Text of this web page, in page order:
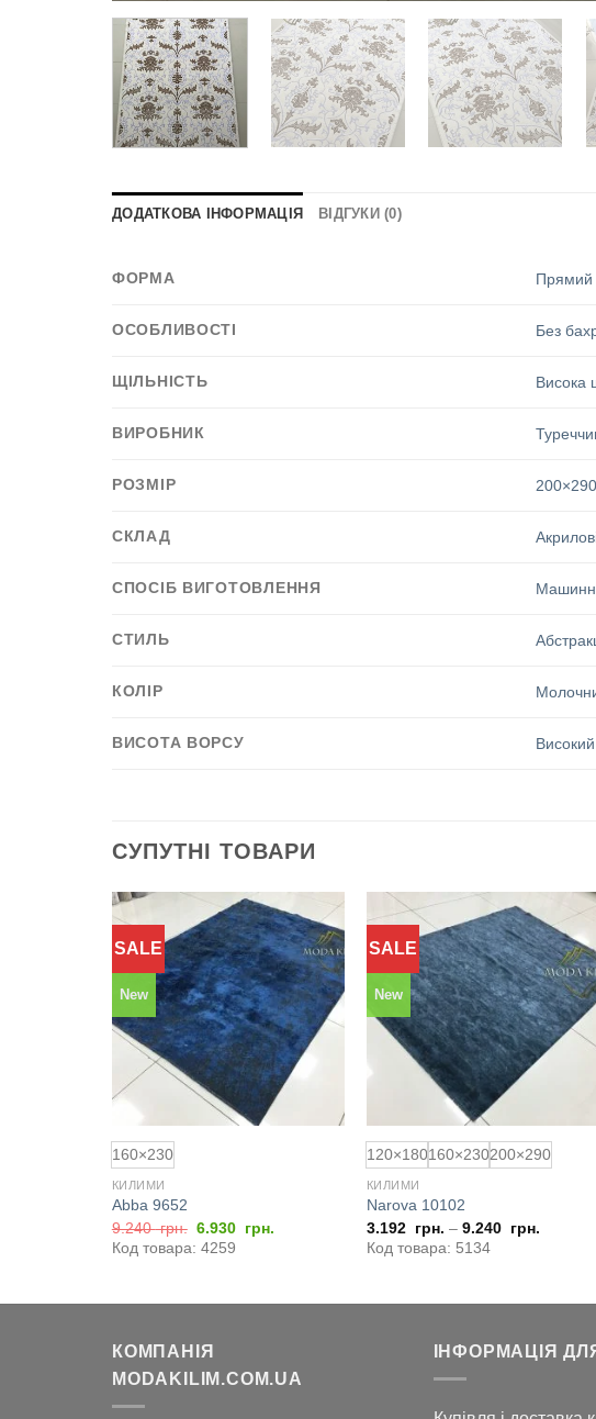
ДОДАТКОВА ІНФОРМАЦІЯ ВІДГУКИ (0)
ФОРМА Прямий
ОСОБЛИВОСТІ Без
ЩІЛЬНІСТЬ Висока
ВИРОБНИК
РОЗМІР 200×290
СКЛАД
СПОСІБ ВИГОТОВЛЕННЯ
СТИЛЬ
КОЛІР
ВИСОТА ВОРСУ
СУПУТНІ ТОВАРИ
SALE
New
160×230
КИЛИМИ
Abba 9652
9.240грн. Оригінальна
ціна:
9.240
6.930 грн.
Код товара: 4259
SALE
New
120×180160×230200×290
КИЛИМИ
Narova 10102
3.192 грн. – 9.240 грн.
Код товара: 5134
КОМПАНІЯ
MODAKILIM.COM.UA
ІНФОРМАЦІЯ